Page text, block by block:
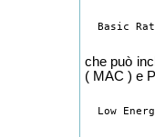
Basic
che può
( MAC ) e
Low